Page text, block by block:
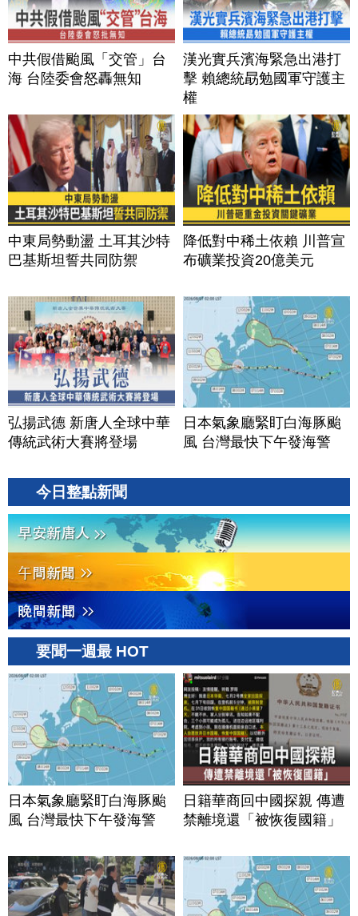
中共假借颱風「交管」台
海 台陸委會怒轟無知
漢光實兵濱海緊急出港打
擊 賴總統勗勉國軍守護主
權
中東局勢動盪 土耳其沙特
巴基斯坦誓共同防禦
降低對中稀土依賴 川普宣
布礦業投資20億美元
弘揚武德 新唐人全球中華
傳統武術大賽將登場
日本氣象廳緊盯白海豚颱
風 台灣最快下午發海警
今日整點新聞
要聞一週最 HOT
日本氣象廳緊盯白海豚颱
風 台灣最快下午發海警
日籍華商回中國探親 傳遭
禁離境還「被恢復國籍」